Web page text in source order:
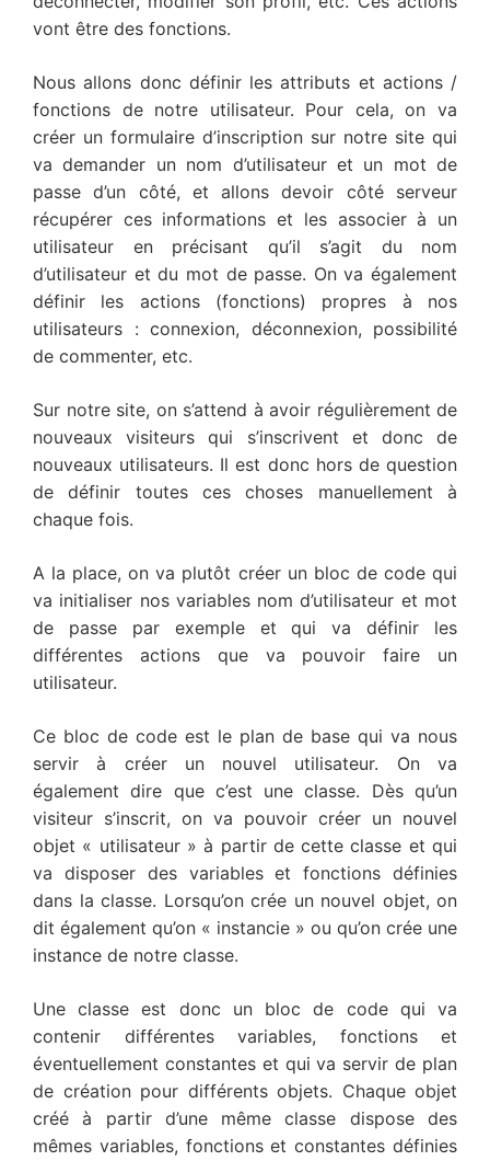
vont être des fonctions.
Nous allons donc définir les attributs et actions /
fonctions de notre utilisateur. Pour cela, on va
créer un formulaire d’inscription sur notre site qui
va demander un nom d’utilisateur et un mot de
passe d’un côté, et allons devoir côté serveur
récupérer ces informations et les associer à un
utilisateur en précisant qu’il s’agit du nom
d’utilisateur et du mot de passe. On va également
définir les actions (fonctions) propres à nos
utilisateurs : connexion, déconnexion, possibilité
de commenter, etc.
Sur notre site, on s’attend à avoir régulièrement de
nouveaux visiteurs qui s’inscrivent et donc de
nouveaux utilisateurs. Il est donc hors de question
de définir toutes ces choses manuellement à
chaque fois.
A la place, on va plutôt créer un bloc de code qui
va initialiser nos variables nom d’utilisateur et mot
de passe par exemple et qui va définir les
différentes actions que va pouvoir faire un
utilisateur.
Ce bloc de code est le plan de base qui va nous
servir à créer un nouvel utilisateur. On va
également dire que c’est une classe. Dès qu’un
visiteur s’inscrit, on va pouvoir créer un nouvel
objet « utilisateur » à partir de cette classe et qui
va disposer des variables et fonctions définies
dans la classe. Lorsqu’on crée un nouvel objet, on
dit également qu’on « instancie » ou qu’on crée une
instance de notre classe.
Une classe est donc un bloc de code qui va
contenir différentes variables, fonctions et
éventuellement constantes et qui va servir de plan
de création pour différents objets. Chaque objet
créé à partir d’une même classe dispose des
mêmes variables, fonctions et constantes définies